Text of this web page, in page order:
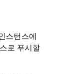
스턴스에
로 푸시할